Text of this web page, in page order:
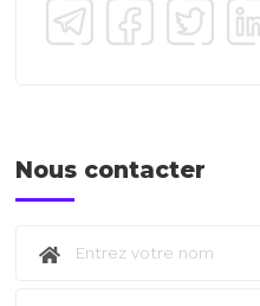
Nous contacter